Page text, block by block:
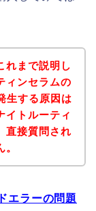
れまで説明し
ィンセラムの
生する原因は
イトルーティ
直接質問され
エラーの問題